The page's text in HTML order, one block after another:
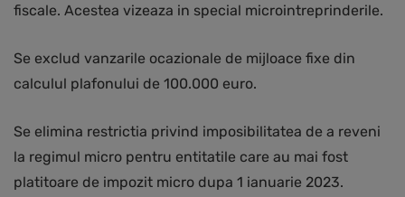
fiscale. Acestea vizeaza in special microintreprinderile.
Se exclud vanzarile ocazionale de mijloace fixe din
calculul plafonului de 100.000 euro.
Se elimina restrictia privind imposibilitatea de a reveni
la regimul micro pentru entitatile care au mai fost
platitoare de impozit micro dupa 1 ianuarie 2023.